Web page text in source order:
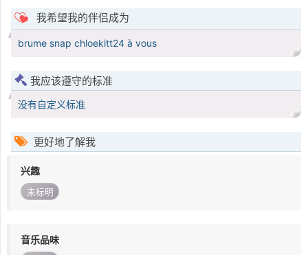
我希望我的伴侣成为
brume snap chloekitt24 à vous
我应该遵守的标准
没有自定义标准
更好地了解我
兴趣
未标明
音乐品味